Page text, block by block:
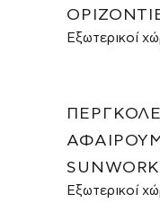
Εξωτερικοί
Εξωτερικοί